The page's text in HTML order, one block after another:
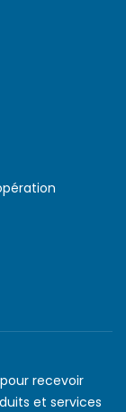
recevoir
et services